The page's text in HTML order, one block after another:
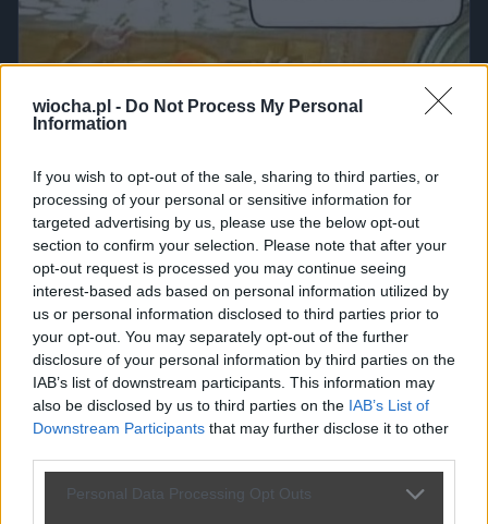
wiocha.pl - Do Not Process My Personal
Information
If you wish to opt-out of the sale, sharing to third parties, or
processing of your personal or sensitive information for
targeted advertising by us, please use the below opt-out
section to confirm your selection. Please note that after your
opt-out request is processed you may continue seeing
interest-based ads based on personal information utilized by
us or personal information disclosed to third parties prior to
your opt-out. You may separately opt-out of the further
disclosure of your personal information by third parties on the
IAB’s list of downstream participants. This information may
also be disclosed by us to third parties on the IAB’s List of
Downstream Participants that may further disclose it to other
Personal Data Processing Opt Outs